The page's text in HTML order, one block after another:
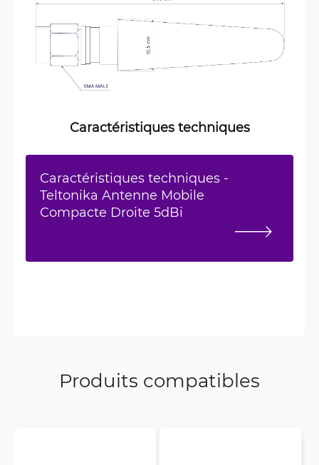
Caractéristiques techniques
Caractéristiques techniques -
Teltonika Antenne Mobile
Compacte Droite 5dBi
Produits compatibles